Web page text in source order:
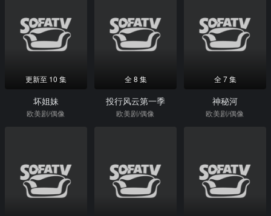
更新至 10 集
坏姐妹
欧美剧/偶像
全 8 集
投行风云第一季
欧美剧/偶像
全 7 集
神秘河
欧美剧/偶像